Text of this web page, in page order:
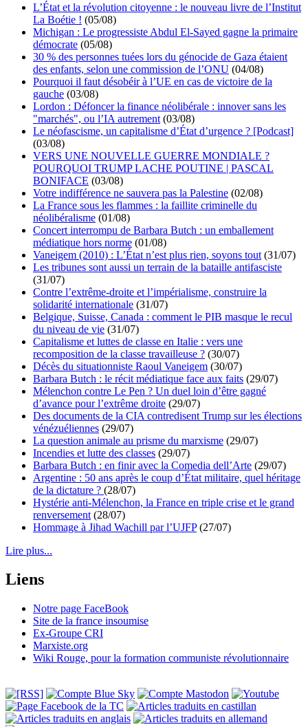
L’État et la révolution citoyenne : le nouveau livre de l’Institut
La Boétie ! (05/08)
Michigan : Le progressiste Abdul El-Sayed gagne la primaire
démocrate (05/08)
30 % des personnes tuées lors du génocide de Gaza étaient
des enfants, selon une commission de l’ONU (04/08)
Pourquoi il faut désobéir à l’UE en cas de victoire de la
gauche (03/08)
Lordon : Défoncer la finance néolibérale : innover sans les
"marchés", ou l’IA autrement (03/08)
Le néofascisme, un capitalisme d’État d’urgence ? [Podcast]
(03/08)
VERS UNE NOUVELLE GUERRE MONDIALE ?
POURQUOI TRUMP LACHE POUTINE | PASCAL
BONIFACE (03/08)
Votre indifférence ne sauvera pas la Palestine (02/08)
La France sous les flammes : la faillite criminelle du
néolibéralisme (01/08)
Concert interrompu de Barbara Butch : un emballement
médiatique hors norme (01/08)
Vaneigem (2010) : L’État n’est plus rien, soyons tout (31/07)
Les tribunes sont aussi un terrain de la bataille antifasciste
(31/07)
Contre l’extrême-droite et l’impérialisme, construire la
solidarité internationale (31/07)
Belgique, Suisse, Canada : comment le PIB masque le recul
du niveau de vie (31/07)
Capitalisme et luttes de classe en Italie : vers une
recomposition de la classe travailleuse ? (30/07)
Décès du situationniste Raoul Vaneigem (30/07)
Barbara Butch : le récit médiatique face aux faits (29/07)
Mélenchon contre Le Pen ? Un duel loin d’être gagné
d’avance pour l’extrême droite (29/07)
Des documents de la CIA contredisent Trump sur les élections
vénézuéliennes (29/07)
La question animale au prisme du marxisme (29/07)
Incendies et lutte des classes (29/07)
Barbara Butch : en finir avec la Comedia dell’Arte (29/07)
Argentine : 50 ans après le coup d’État militaire, quel héritage
de la dictature ? (28/07)
Hystérie anti-Mélenchon, la France en triple crise et le grand
renversement (28/07)
Hommage à Jihad Wachill par l’UJFP(27/07)
Lire plus...
Liens
Notre page FaceBook
Site de la france insoumise
Ex-Groupe CRI
Marxiste.org
Wiki Rouge, pour la formation communiste révolutionnaire